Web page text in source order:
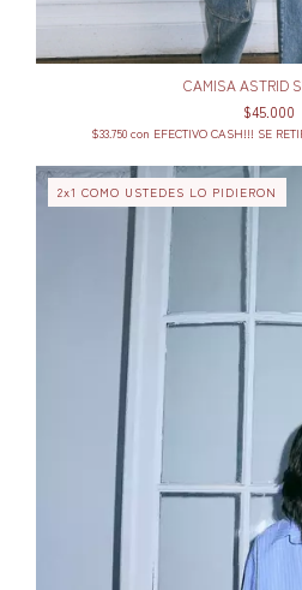
CAMISA ASTRID
$45.000
$33.750 con EFECTIVO CASH!!! SE
2x1 COMO USTEDES LO PIDIERON